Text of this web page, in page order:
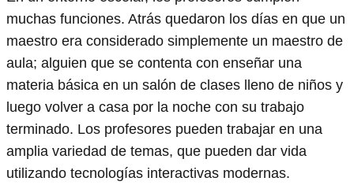
muchas funciones. Atrás quedaron los días en que un
maestro era considerado simplemente un maestro de
aula; alguien que se contenta con enseñar una
materia básica en un salón de clases lleno de niños y
luego volver a casa por la noche con su trabajo
terminado. Los profesores pueden trabajar en una
amplia variedad de temas, que pueden dar vida
utilizando tecnologías interactivas modernas.